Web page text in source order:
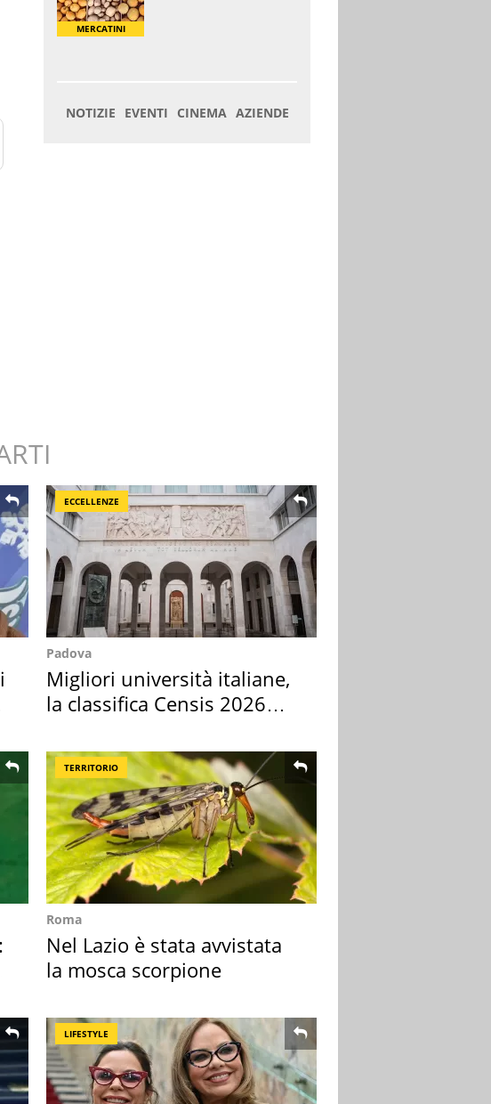
ECCELLENZE
Padova
Migliori università italiane,
la classifica Censis 2026
TERRITORIO
Roma
Nel Lazio è stata avvistata
la mosca scorpione
LIFESTYLE